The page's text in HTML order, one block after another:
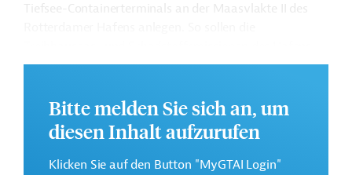
Tiefsee-Containerterminals an der Maasvlakte II des
verringert werden.
Sie auf derWebseite der EIB.
GTAI informiert über dieEIB: Schwerpunkte, Regularien
und praktische Hinweise zur Geschäftsanbahnung.
Bitte melden Sie sich an, um
diesen Inhalt aufzurufen
Klicken Sie auf den Button "MyGTAI Login"